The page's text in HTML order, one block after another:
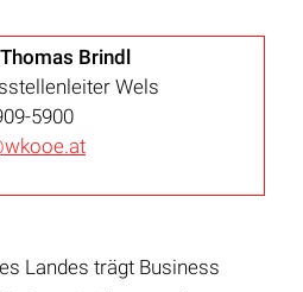
Brindl
Wels
5900
Landes trägt Business